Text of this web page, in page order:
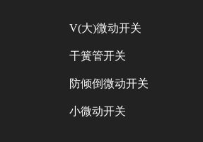
V(大)微动开关
干簧管开关
防倾倒微动开关
小微动开关